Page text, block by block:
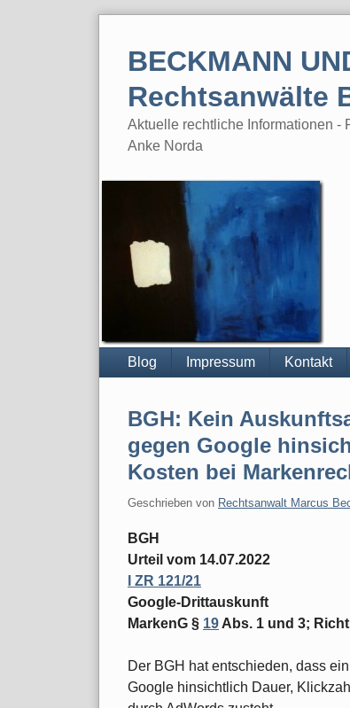
BECKMANN
Rechtsanwälte
Aktuelle rechtliche Informationen -
Anke Norda
Blog Impressum Kontakt
BGH: Kein
gegen Google
Kosten bei
Geschrieben von Rechtsanwalt Marcus
BGH
Urteil vom 14.07.2022
I ZR 121/21
Google-Drittauskunft
MarkenG § 19 Abs. 1 und 3;
Der BGH hat entschieden, dass
Google hinsichtlich Dauer,